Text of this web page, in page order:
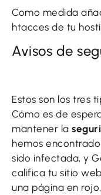
Como medida
htacces de tu
Avisos de
Estos son los tres
Cómo es de
mantener la
hemos
sido infectada, y
califica tu sitio
una página en